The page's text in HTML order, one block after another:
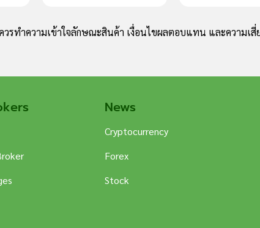
วรทำความเข้าใจลักษณะสินค้า เงื่อนไขผลตอบแทน และความเ
News
Cryptocurrency
Forex
Stock